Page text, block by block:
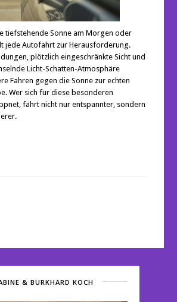
tiefstehende Sonne am Morgen oder
jede Autofahrt zur Herausforderung.
plötzlich eingeschränkte Sicht und
Licht-Schatten-Atmosphäre
Fahren gegen die Sonne zur echten
Wer sich für diese besonderen
fährt nicht nur entspannter, sondern
& BURKHARD KOCH